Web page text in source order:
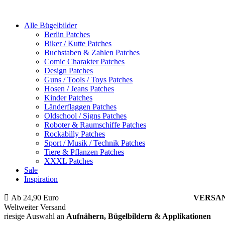
Alle Bügelbilder
Berlin Patches
Biker / Kutte Patches
Buchstaben & Zahlen Patches
Comic Charakter Patches
Design Patches
Guns / Tools / Toys Patches
Hosen / Jeans Patches
Kinder Patches
Länderflaggen Patches
Oldschool / Signs Patches
Roboter & Raumschiffe Patches
Rockabilly Patches
Sport / Musik / Technik Patches
Tiere & Pflanzen Patches
XXXL Patches
Sale
Inspiration
Ab 24,90 Euro
Weltweiter Versand
riesige Auswahl an Aufnähern, Bügelbildern & Applikationen